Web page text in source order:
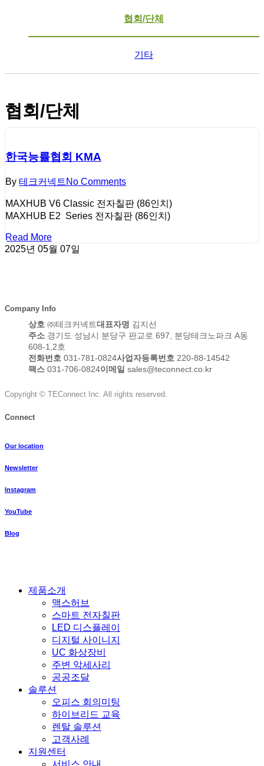
협회/단체
기타
협회/단체
한국능률협회 KMA
By 테크커넥트 No Comments
MAXHUB V6 Classic 전자칠판 (86인치)
MAXHUB E2 Series 전자칠판 (86인치)
Read More
2025년 05월 07일
Company Info
상호 ㈜테크커넥트대표자명 김지선
주소 경기도 성남시 분당구 판교로 697, 분당테크노파크 A동
608-1,2호
전화번호 031-781-0824사업자등록번호 220-88-14542
팩스 031-706-0824이메일 sales@teconnect.co.kr
Copyright © TEConnect Inc. All rights reserved.
Connect
Our location
Newsletter
Instagram
YouTube
Blog
Close 제품소개
맥스허브
스마트 전자칠판
LED 디스플레이
디지털 사이니지
UC 화상장비
주변 악세사리
공공조달
솔루션
오피스 회의미팅
하이브리드 교육
렌탈 솔루션
고객사례
지원센터
서비스 안내